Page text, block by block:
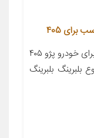
معرفی محصول جزئیات محصول مناسب برای خودرو پژو ۴۰۵
فولاد نوع بلبرینگ بلبرینگ